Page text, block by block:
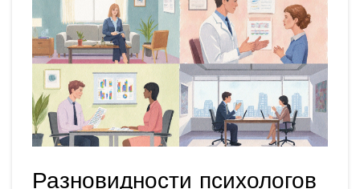
Разновидности психологов